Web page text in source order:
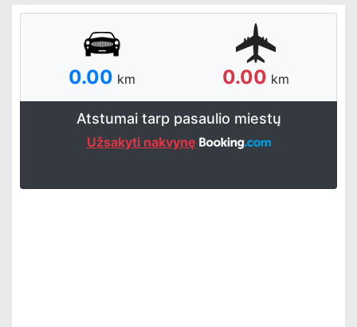
0.00 km 0.00 km
Atstumai tarp pasaulio miestų
Užsakyti nakvynę